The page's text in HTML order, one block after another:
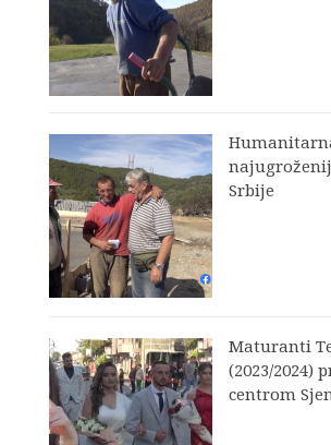
Srbije
Maturanti
(2023/2024)
centrom